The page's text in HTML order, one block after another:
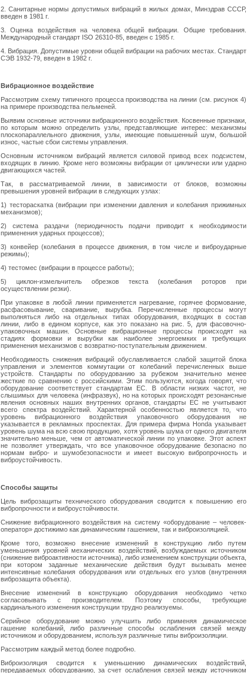
2. Санитарные нормы допустимых вибраций в жилых домах, Минздрав СССР,
введен в 1981 г.
3. Оценка воздействия на человека общей вибрации. Общие требования.
Международный стандарт ISO 26310-85, введен с 1985 г.
4. Вибрация. Допустимые уровни общей вибрации на рабочих местах. Стандарт
СЭВ 1932-79, введен в 1982 г.
Вибрационное воздействие
Рассмотрим схему типичного процесса производства на линии (см. рисунок 4)
на примере производства пельменей.
Выявим основные источники вибрационного воздействия. Косвенные признаки,
по которым можно определить узлы, представляющие интерес: механизмы
плоскопараллельного движения, узлы, имеющие повышенный шум, большой
износ, частые сбои системы управления.
Основным источником вибраций является силовой привод всех подсистем,
входящих в линию. Кроме него возможны вибрации от циклически или ударно
двигающихся частей.
Так, в рассматриваемой линии, в зависимости от блоков, возможны
превышения уровней вибрации в следующих узлах:
1) тестораскатка (вибрации при изменении давления и колебания прижимных
механизмов);
2) система раздачи (периодичность подачи приводит к необходимости
применения ударных процессов);
3) конвейер (колебания в процессе движения, в том числе и виброударные
режимы);
4) тестомес (вибрации в процессе работы);
5) циклон-измельчитель обрезков текста (колебания роторов при
осуществлении резки).
При упаковке в любой линии применяется нагревание, горячее формование,
расфасовывание, сваривание, вырубка. Перечисленные процессы могут
выполняться либо на отдельных типах оборудования, входящих в состав
линии, либо в едином корпусе, как это показано на рис. 5, для фасовочно-
упаковочных машин. Основные вибрационные процессы происходят на
стадиях формовки и вырубки как наиболее энергоемких и требующих
применения механизмов с возвратно-поступательным движением.
Необходимость снижения вибраций обуславливается слабой защитой блока
управления и элементов коммутации от колебаний перечисленных выше
устройств. Стандарты по оборудованию за рубежом значительно менее
жесткие по сравнению с российскими. Этим пользуются, когода говорят, что
оборудование соответствует стандартам ЕС. В области низких частот, не
слышимых для человека (инфразвук), но на которых происходят резонансные
явления основных наших внутренних органов, стандарты ЕС не учитывают
всего спектра воздействий. Характерной особенностью является то, что
уровень вибрационного воздействия упаковочного оборудования не
указывается в рекламных проспектах. Для примера фирма Honda указывает
уровень шума на всю свою продукцию, хотя уровень шума от одного двигателя
значительно меньше, чем от автоматической линии по упаковке. Этот аспект
не позволяет утверждать, что все упаковочное оборудование безопасно по
нормам вибро- и шумобезопасности и имеет высокую вибропрочность и
виброустойчивость.
Способы защиты
Цель виброзащиты технического оборудования сводится к повышению его
вибропрочности и виброустойчивости.
Снижение вибрационного воздействия на систему «оборудование – человек-
оператор» достижимо как динамическим гашением, так и виброизоляцией.
Кроме того, возможно внесение изменений в конструкцию либо путем
уменьшения уровней механических воздействий, возбуждаемых источником
(снижение виброактивности источника), либо изменением конструкции объекта,
при котором заданные механические действия будут вызывать менее
интенсивные колебания оборудования или отдельных его узлов (внутренняя
виброзащита объекта).
Внесение изменений в конструкцию оборудования необходимо четко
согласовывать с производителем. Поэтому способы, требующие
кардинального изменения конструкции трудно реализуемы.
Серийное оборудование можно улучшить либо применяя динамическое
гашение колебаний, либо различные способы ослабления связей между
источником и оборудованием, используя различные типы виброизоляции.
Рассмотрим каждый метод более подробно.
Виброизоляция сводится к уменьшению динамических воздействий,
передаваемых оборудованию, за счет ослабления связей между источником